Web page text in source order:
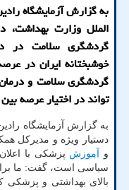
به گزارش آزمایشگاه
الملل وزارت بهداشت،
گردشگری سلامت در
خوشبختانه ایران در
گردشگری سلامت و
تواند در اختیار عرصه
به گزارش آزمایشگاه
دستیار ویژه و مدیرکل
و
آموزش پزشکی با
سیاسی است، گفت: ما
بالای بهداشتی و پزشکی